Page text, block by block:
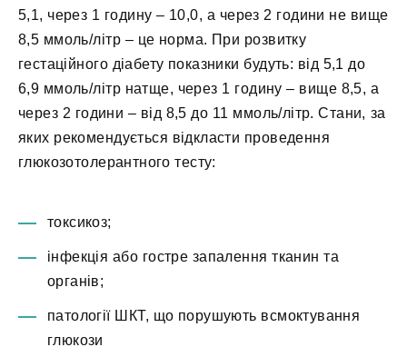
5,1, через 1 годину – 10,0, а через 2 години не вище
8,5 ммоль/літр – це норма. При розвитку
гестаційного діабету показники будуть: від 5,1 до
6,9 ммоль/літр натще, через 1 годину – вище 8,5, а
через 2 години – від 8,5 до 11 ммоль/літр. Стани, за
яких рекомендується відкласти проведення
глюкозотолерантного тесту:
токсикоз;
інфекція або гостре запалення тканин та
органів;
патології ШКТ, що порушують всмоктування
глюкози